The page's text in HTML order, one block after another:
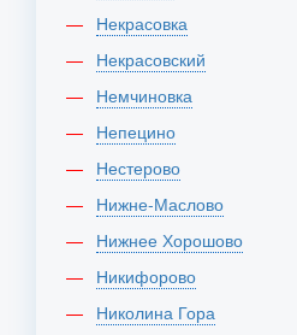
Некрасовка
Некрасовский
Немчиновка
Непецино
Нестерово
Нижне-Маслово
Нижнее Хорошово
Никифорово
Николина Гора